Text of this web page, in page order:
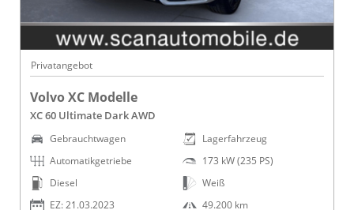
Privatangebot
Volvo XC Modelle
XC 60 Ultimate Dark AWD
Gebrauchtwagen
Automatikgetriebe
Diesel
EZ: 21.03.2023
Lagerfahrzeug
173 kW (235 PS)
Weiß
49.200 km